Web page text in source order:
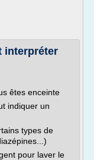
interpréter
êtes enceinte
indiquer un
types de
pour laver le